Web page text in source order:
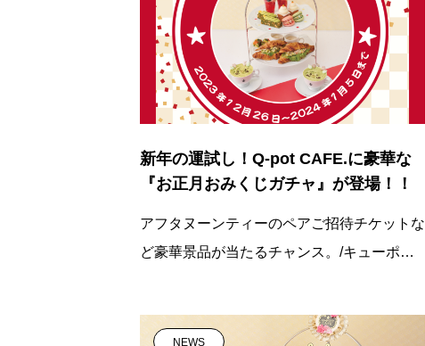
新年の運試し！Q-pot CAFE.に豪華な
『お正月おみくじガチャ』が登場！！
アフタヌーンティーのペアご招待チケットな
ど豪華景品が当たるチャンス。/キューポッ
NEWS